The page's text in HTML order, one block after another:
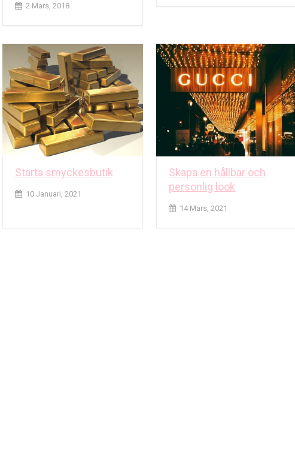
2 Mars, 2018
Starta smyckesbutik
10 Januari, 2021
Skapa en hållbar och
personlig look
14 Mars, 2021